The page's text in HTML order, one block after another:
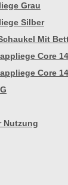
Grau
Silber
Mit
Core
Core
Nutzung